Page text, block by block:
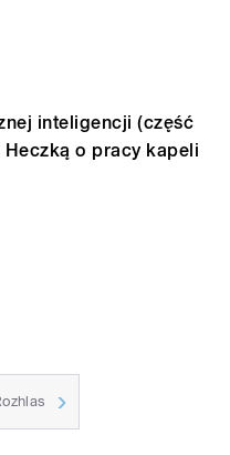
inteligencji (część
Heczką o pracy kapeli